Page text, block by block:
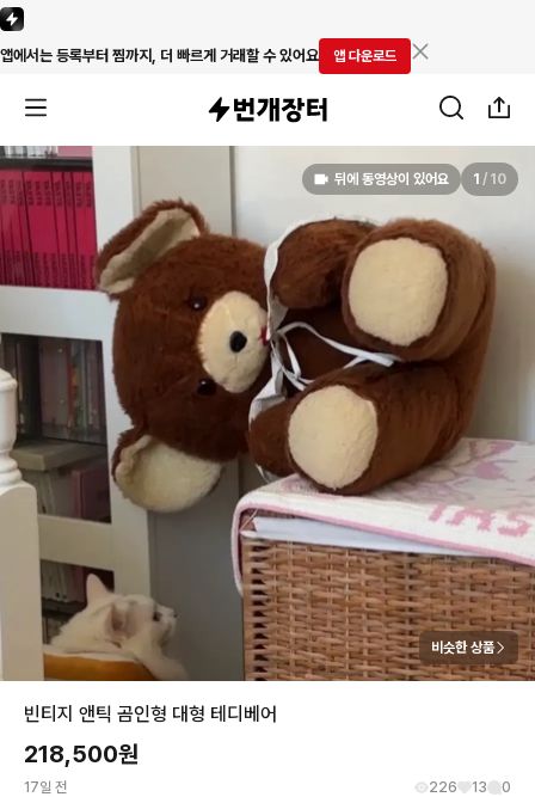
앱에서는 등록부터 찜까지, 더 빠르게 거래할 수 있어요 앱 다운로드
뒤에 동영상이 있어요 1 / 10
비슷한 상품
빈티지 앤틱 곰인형 대형 테디베어
218,500원
17일 전 226 13 0